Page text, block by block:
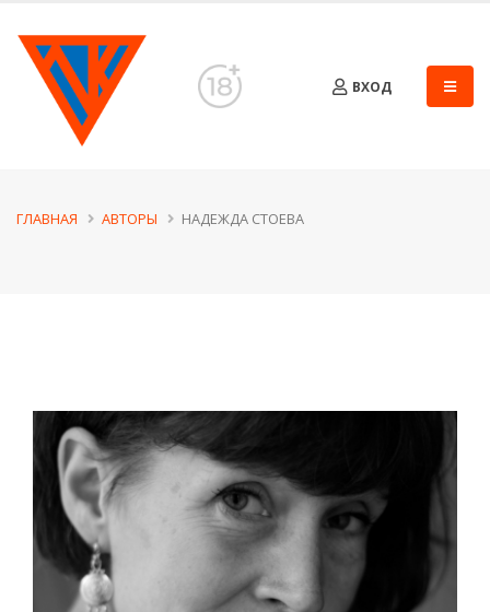
ВХОД
ГЛАВНАЯ АВТОРЫ НАДЕЖДА СТОЕВА